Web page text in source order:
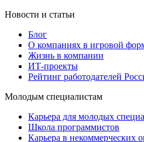
Новости и статьи
Блог
О компаниях в игровой
Жизнь в компании
ИТ-проекты
Рейтинг работодателей
Молодым специалистам
Карьера для молодых
Школа программистов
Карьера в некоммерческих